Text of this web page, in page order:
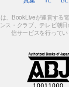
、BookLiveが運営する
ス・クラブ、テレビ朝
信サービスを行ってい